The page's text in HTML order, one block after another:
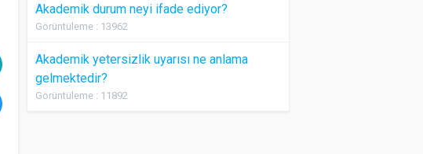
Akademik durum neyi ifade ediyor?
Görüntüleme : 13962
Akademik yetersizlik uyarısı ne anlama
gelmektedir?
Görüntüleme : 11892